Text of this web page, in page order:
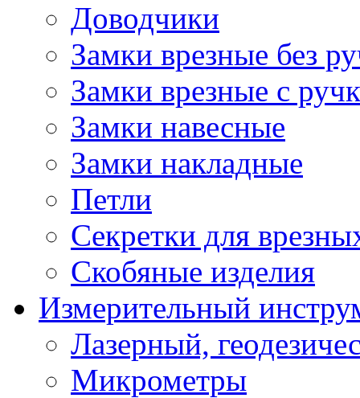
Доводчики
Замки врезные без
Замки врезные с
Замки навесные
Замки накладные
Петли
Секретки для
Скобяные изделия
Измерительный
Лазерный,
Микрометры